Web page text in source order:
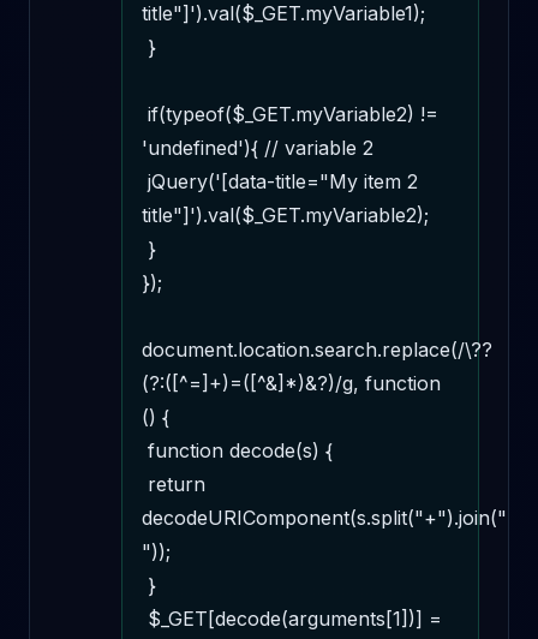
title"]').val($_GET.myVariable1);
'undefined'){ // variable 2
title"]').val($_GET.myVariable2);
});
document.location.search.replace(/\??
(?:([^=]+)=([^&]*)&?)/g, function
() {
decodeURIComponent(s.split("+").join("
"));